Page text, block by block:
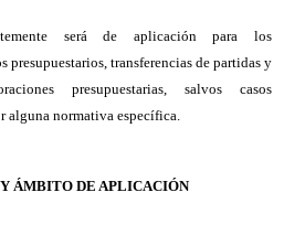
será de aplicación para los
presupuestarios, transferencias de partidas y
presupuestarias, salvos casos
alguna normativa específica.
ÁMBITO DE APLICACIÓN